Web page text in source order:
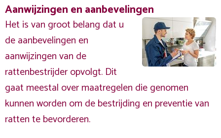
Aanwijzingen en aanbevelingen
Het is van groot belang dat u
de aanbevelingen en
aanwijzingen van de
rattenbestrijder opvolgt. Dit
gaat meestal over maatregelen die genomen
kunnen worden om de bestrijding en preventie van
ratten te bevorderen.